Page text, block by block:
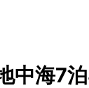
中海7